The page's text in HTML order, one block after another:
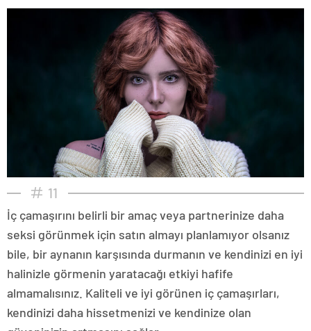
11
İç çamaşırını belirli bir amaç veya partnerinize daha
seksi görünmek için satın almayı planlamıyor olsanız
bile, bir aynanın karşısında durmanın ve kendinizi en iyi
halinizle görmenin yaratacağı etkiyi hafife
almamalısınız. Kaliteli ve iyi görünen iç çamaşırları,
kendinizi daha hissetmenizi ve kendinize olan